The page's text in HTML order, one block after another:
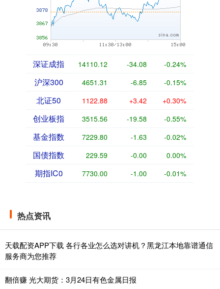
深证成指 14110.12 -34.08 -0.24%
沪深300 4651.31 -6.85 -0.15%
北证50 1122.88 +3.42 +0.30%
创业板指 3515.56 -19.58 -0.55%
基金指数 7229.80 -1.63 -0.02%
国债指数 229.59 -0.00 0.00%
期指IC0 7730.00 -1.00 -0.01%
热点资讯
天载配资APP下载 各行各业怎么选对讲机？黑龙江本地靠谱通信
服务商为您推荐
翻倍赚 光大期货：3月24日有色金属日报